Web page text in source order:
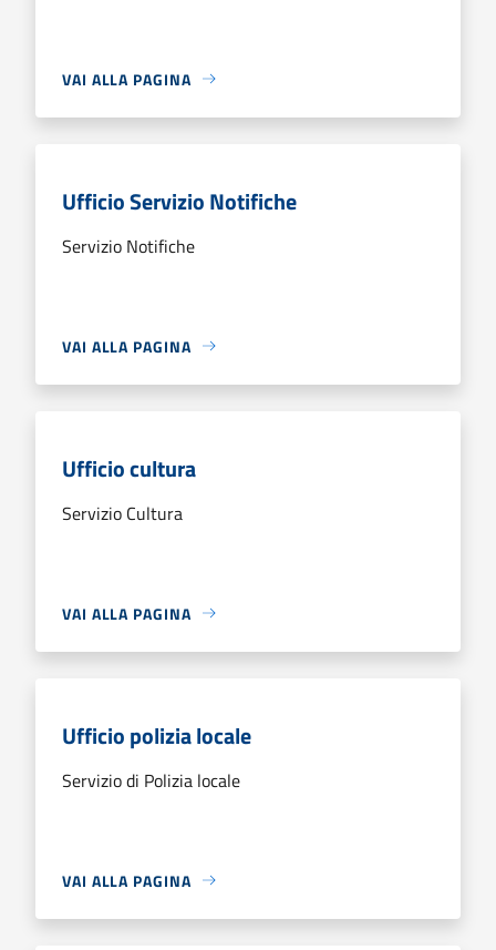
VAI ALLA PAGINA
Ufficio Servizio Notifiche
Servizio Notifiche
VAI ALLA PAGINA
Ufficio cultura
Servizio Cultura
VAI ALLA PAGINA
Ufficio polizia locale
Servizio di Polizia locale
VAI ALLA PAGINA